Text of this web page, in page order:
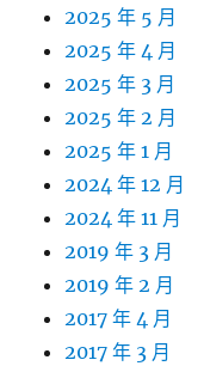
2025 年 5 月
2025 年 4 月
2025 年 3 月
2025 年 2 月
2025 年 1 月
2024 年 12 月
2024 年 11 月
2019 年 3 月
2019 年 2 月
2017 年 4 月
2017 年 3 月